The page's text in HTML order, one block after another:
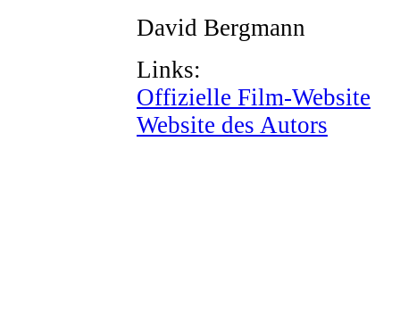
David Bergmann
Links:
Offizielle Film-Website
Website des Autors